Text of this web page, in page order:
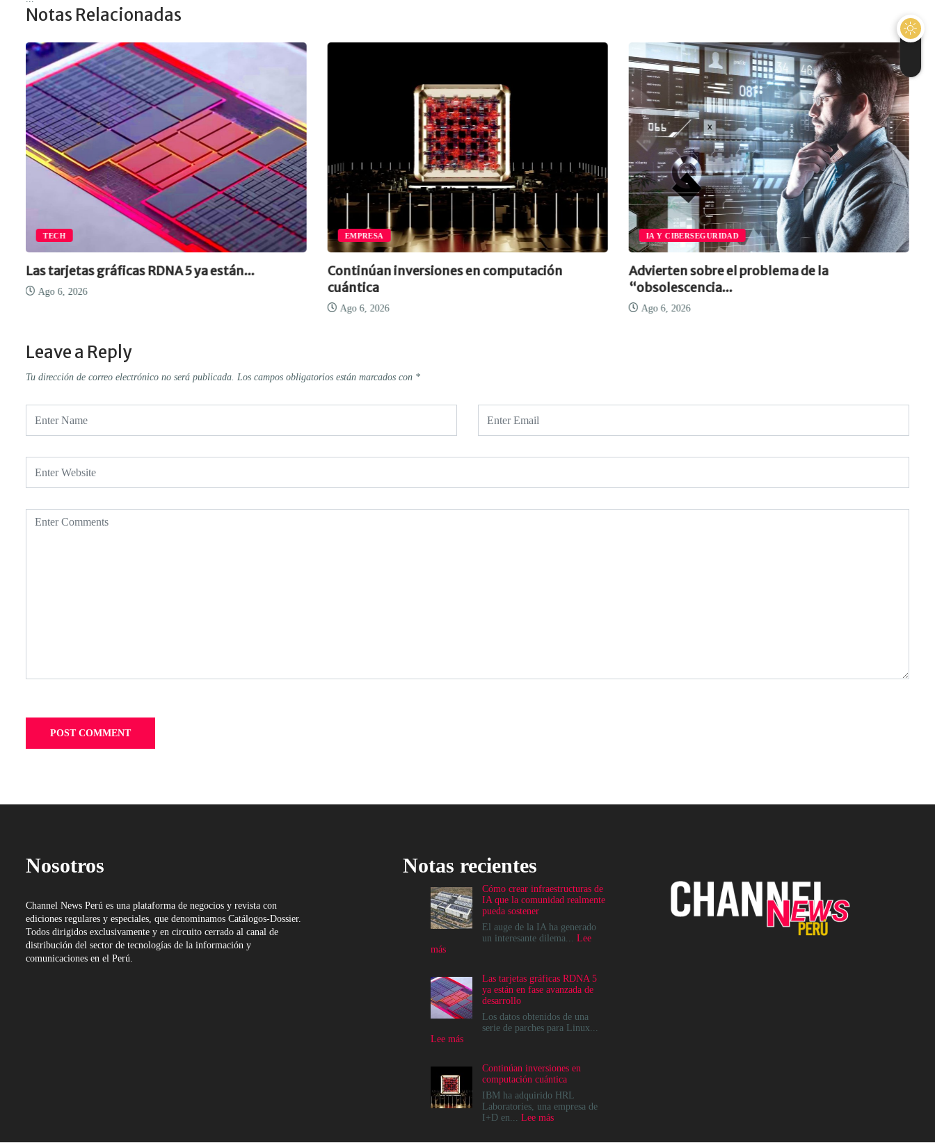
Notas Relacionadas
TECH
Las tarjetas gráficas RDNA 5 ya están...
Ago 6, 2026
EMPRESA
Continúan inversiones en computación
cuántica
Ago 6, 2026
IA Y CIBERSEGURIDAD
Advierten sobre el problema de la
“obsolescencia...
Ago 6, 2026
Leave a Reply
Tu dirección de correo electrónico no será publicada. Los campos obligatorios están marcados con *
Nosotros
Channel News Perú es una plataforma de negocios y revista con
ediciones regulares y especiales, que denominamos Catálogos-Dossier.
Todos dirigidos exclusivamente y en circuito cerrado al canal de
distribución del sector de tecnologías de la información y
comunicaciones en el Perú.
Notas recientes
Cómo crear infraestructuras de
IA que la comunidad realmente
pueda sostener
El auge de la IA ha generado
un interesante dilema... Lee
más:
infraestructuras
de
IA
que
comunidad
Las tarjetas gráficas RDNA 5
ya están en fase avanzada de
desarrollo
Los datos obtenidos de una
serie de parches para Linux...
Lee más:
gráficas
RDNA
5
ya
Continúan inversiones en
computación cuántica
IBM ha adquirido HRL
Laboratories, una empresa de
I+D en... Lee más: